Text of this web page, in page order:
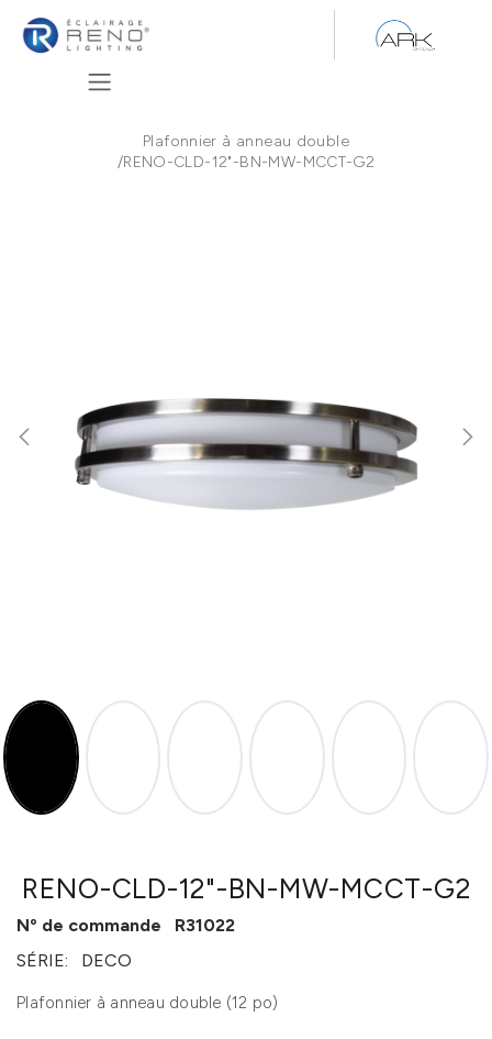
Plafonnier à anneau double
/RENO-CLD-12"-BN-MW-MCCT-G2
RENO-CLD-12"-BN-MW-MCCT-G2
Nº de commande
R31022
SÉRIE:
DECO
Plafonnier à anneau double (12 po)